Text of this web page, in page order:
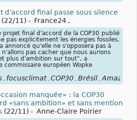
d’accord final passe sous silence
(22/11) - France24 ,
projet final d'accord de la COP30 publié
pas explicitement les énergies fossiles,
annoncé qu'elle ne s'opposera pas à
pas cacher que nous aurions
plus d'ambition sur tout", a
commissaire européen Wopke
focusclimat COP30 Brésil Amazonie
manquée» : la COP30
«sans ambition» et sans mention
(22/11) - Anne-Claire Poirier